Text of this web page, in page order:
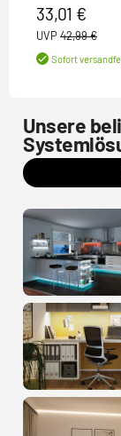
33,01 €
UVP 42,99 €
Sofort
Unsere